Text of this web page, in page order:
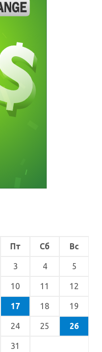
Пт Сб Вс
3 4 5
10 11 12
17 18 19
24 25 26
31